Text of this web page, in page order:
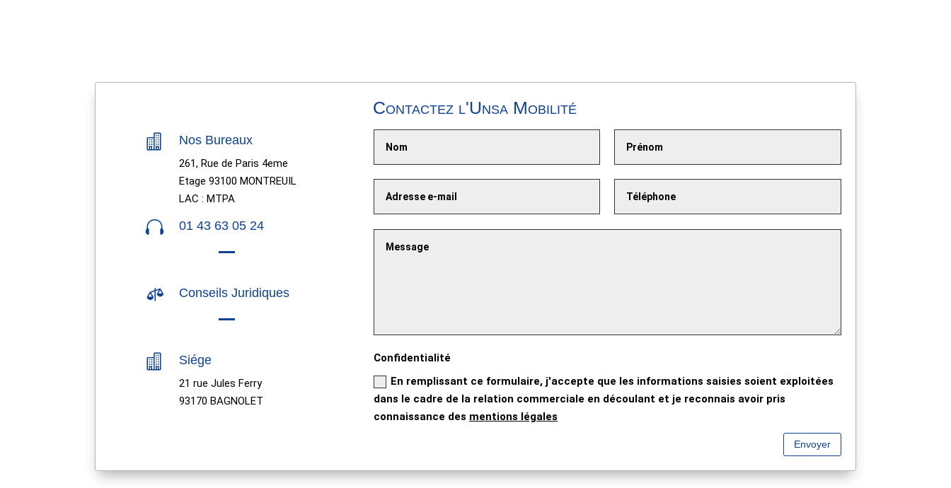
 Nos Bureaux
261, Rue de Paris 4eme
Etage 93100 MONTREUIL
LAC : MTPA
 01 43 63 05 24
 Conseils Juridiques
 Siége
21 rue Jules Ferry
93170 BAGNOLET
Contactez l'Unsa Mobilité
Confidentialité
En remplissant ce formulaire, j'accepte que les informations saisies soient exploitées
dans le cadre de la relation commerciale en découlant et je reconnais avoir pris
connaissance des mentions légales
Envoyer